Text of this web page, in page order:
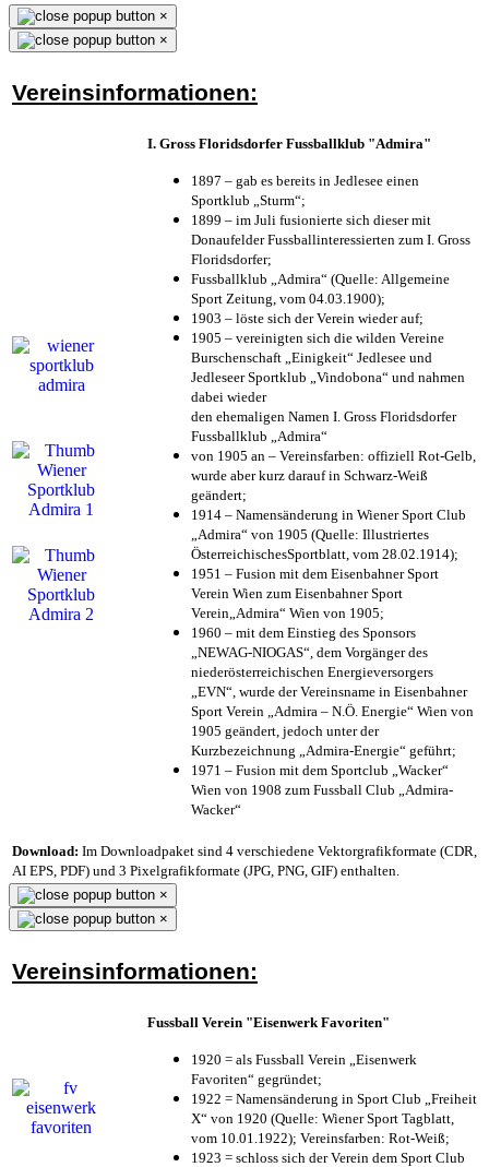
×
×
Vereinsinformationen:
I. Gross Floridsdorfer Fussballklub "Admira"
1897 – gab es bereits in Jedlesee einen
Sportklub „Sturm“;
1899 – im Juli fusionierte sich dieser mit
Donaufelder Fussballinteressierten zum I. Gross
Floridsdorfer;
Fussballklub „Admira“ (Quelle: Allgemeine
Sport Zeitung, vom 04.03.1900);
1903 – löste sich der Verein wieder auf;
1905 – vereinigten sich die wilden Vereine
Burschenschaft „Einigkeit“ Jedlesee und
Jedleseer Sportklub „Vindobona“ und nahmen
dabei wieder
den ehemaligen Namen I. Gross Floridsdorfer
Fussballklub „Admira“
von 1905 an – Vereinsfarben: offiziell Rot-Gelb,
wurde aber kurz darauf in Schwarz-Weiß
geändert;
1914 – Namensänderung in Wiener Sport Club
„Admira“ von 1905 (Quelle: Illustriertes
ÖsterreichischesSportblatt, vom 28.02.1914);
1951 – Fusion mit dem Eisenbahner Sport
Verein Wien zum Eisenbahner Sport
Verein„Admira“ Wien von 1905;
1960 – mit dem Einstieg des Sponsors
„NEWAG-NIOGAS“, dem Vorgänger des
niederösterreichischen Energieversorgers
„EVN“, wurde der Vereinsname in Eisenbahner
Sport Verein „Admira – N.Ö. Energie“ Wien von
1905 geändert, jedoch unter der
Kurzbezeichnung „Admira-Energie“ geführt;
1971 – Fusion mit dem Sportclub „Wacker“
Wien von 1908 zum Fussball Club „Admira-
Wacker“
Download: Im Downloadpaket sind 4 verschiedene Vektorgrafikformate (CDR,
AI EPS, PDF) und 3 Pixelgrafikformate (JPG, PNG, GIF) enthalten.
×
×
Vereinsinformationen:
Fussball Verein "Eisenwerk Favoriten"
1920 = als Fussball Verein „Eisenwerk
Favoriten“ gegründet;
1922 = Namensänderung in Sport Club „Freiheit
X“ von 1920 (Quelle: Wiener Sport Tagblatt,
vom 10.01.1922); Vereinsfarben: Rot-Weiß;
1923 = schloss sich der Verein dem Sport Club